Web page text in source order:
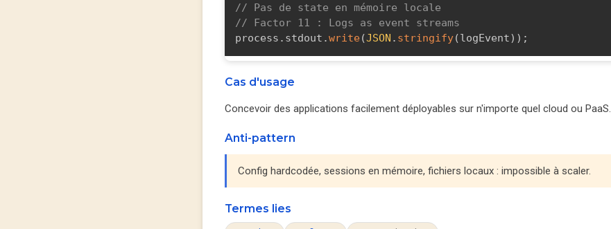
// Pas de state en mémoire locale
// Factor 11 : Logs as event streams
process . stdout .write(JSON . stringify(logEvent) ) ;
Cas d'usage
Concevoir des applications facilement déployables sur n'importe quel cloud ou PaaS.
Anti-pattern
Config hardcodée, sessions en mémoire, fichiers locaux : impossible à scaler.
Termes lies